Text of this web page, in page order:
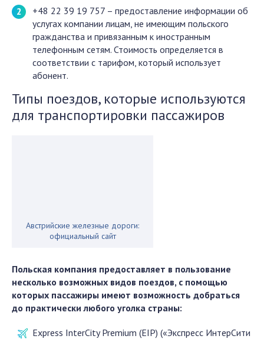
+48 22 39 19 757 – предоставление информации об
услугах компании лицам, не имеющим польского
гражданства и привязанным к иностранным
телефонным сетям. Стоимость определяется в
соответствии с тарифом, который использует
абонент.
Типы поездов, которые используются
для транспортировки пассажиров
Австрийские железные дороги:
официальный сайт
Польская компания предоставляет в пользование
несколько возможных видов поездов, с помощью
которых пассажиры имеют возможность добраться
до практически любого уголка страны:
Express InterCity Premium (EIP) («Экспресс ИнтерСити